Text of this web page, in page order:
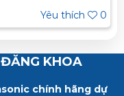
Yêu thích
0
KHOA
chính hãng dự